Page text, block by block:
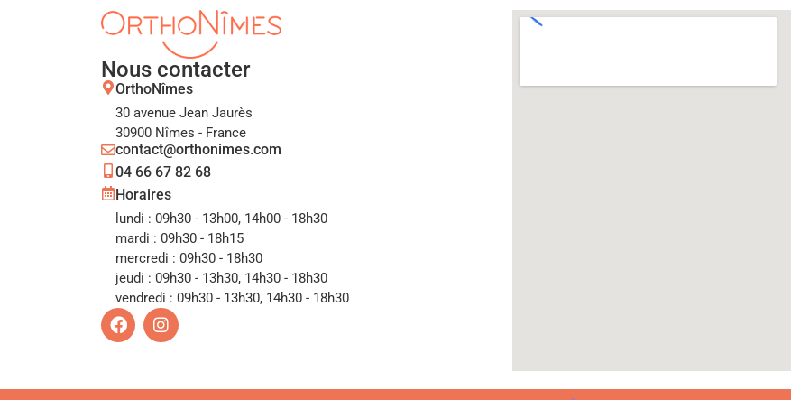
Nous contacter
OrthoNîmes
30 avenue Jean Jaurès
30900 Nîmes - France
contact@orthonimes.com
04 66 67 82 68
Horaires
lundi : 09h30 - 13h00, 14h00 - 18h30
mardi : 09h30 - 18h15
mercredi : 09h30 - 18h30
jeudi : 09h30 - 13h30, 14h30 - 18h30
vendredi : 09h30 - 13h30, 14h30 - 18h30